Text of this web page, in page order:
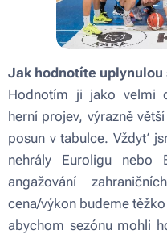
Jak hodnotíte uplynulou
Hodnotím ji jako velmi
herní projev, výrazně
posun v tabulce. Vždyť
nehrály Euroligu nebo
angažování
cena/výkon budeme
abychom sezónu mohli